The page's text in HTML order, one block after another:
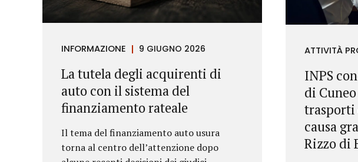
INFORMAZIONE 9 GIUGNO 2026
La tutela degli acquirenti di
auto con il sistema del
finanziamento rateale
Il tema del finanziamento auto usura
torna al centro dell’attenzione dopo
ATTIVITÀ
INPS
di
trasporti
causa
Rizzo di